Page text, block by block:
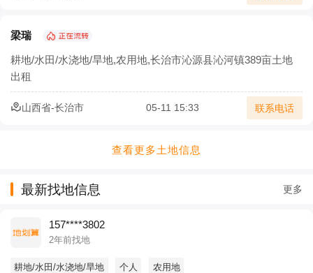
梁瑞
耕地/水田/水浇地/旱地,农用地,长治市沁源县沁河镇389亩土地
出租
山西省-长治市 05-11 15:33 联系电话
查看更多土地信息
最新找地信息 更多
157****3802
2年前找地
耕地/水田/水浇地/旱地 个人 农用地